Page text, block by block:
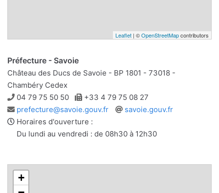
Leaflet | ©OpenStreetMapcontributors
Préfecture - Savoie
Château des Ducs de Savoie - BP 1801 - 73018 -
Chambéry Cedex
Téléphone
04 79 75 50 50 Télécopie
+33 4 79 75 08 27
Adresse
e-
mail
prefecture@savoie.gouv.fr
Site
savoie.gouv.fr
Horaires d'ouverture :
Du lundi au vendredi : de 08h30 à 12h30
+